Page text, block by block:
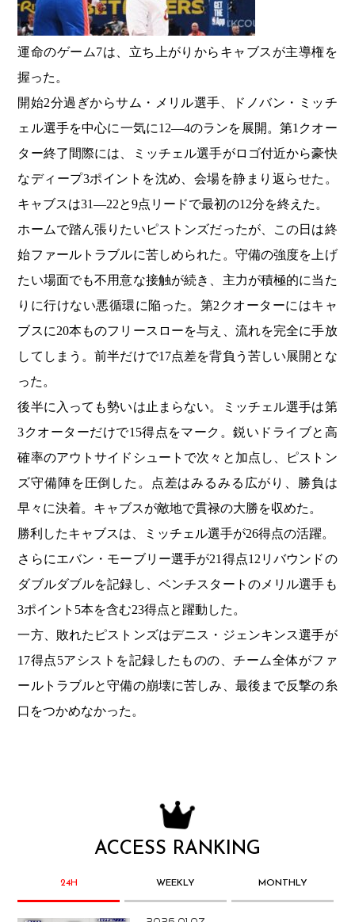
運命のゲーム7は、立ち上がりからキャブスが主導権を
握った。
開始2分過ぎからサム・メリル選手、ドノバン・ミッチ
ェル選手を中心に一気に12―4のランを展開。第1クオー
ター終了間際には、ミッチェル選手がロゴ付近から豪快
なディープ3ポイントを沈め、会場を静まり返らせた。
キャブスは31―22と9点リードで最初の12分を終えた。
ホームで踏ん張りたいピストンズだったが、この日は終
始ファールトラブルに苦しめられた。守備の強度を上げ
たい場面でも不用意な接触が続き、主力が積極的に当た
りに行けない悪循環に陥った。第2クオーターにはキャ
ブスに20本ものフリースローを与え、流れを完全に手放
してしまう。前半だけで17点差を背負う苦しい展開とな
った。
後半に入っても勢いは止まらない。ミッチェル選手は第
3クオーターだけで15得点をマーク。鋭いドライブと高
確率のアウトサイドシュートで次々と加点し、ピストン
ズ守備陣を圧倒した。点差はみるみる広がり、勝負は
早々に決着。キャブスが敵地で貫禄の大勝を収めた。
勝利したキャブスは、ミッチェル選手が26得点の活躍。
さらにエバン・モーブリー選手が21得点12リバウンドの
ダブルダブルを記録し、ベンチスタートのメリル選手も
3ポイント5本を含む23得点と躍動した。
一方、敗れたピストンズはデニス・ジェンキンス選手が
17得点5アシストを記録したものの、チーム全体がファ
ールトラブルと守備の崩壊に苦しみ、最後まで反撃の糸
口をつかめなかった。
ACCESS RANKING
24H WEEKLY MONTHLY